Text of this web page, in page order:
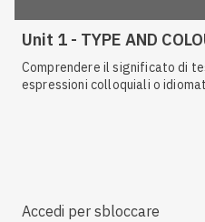
Unit 1 - TYPE AND
Comprendere il significato di
espressioni colloquiali o
Accedi per sbloccare